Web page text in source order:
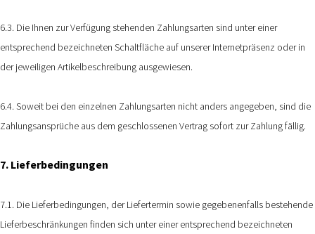
6.3. Die Ihnen zur Verfügung stehenden Zahlungsarten sind unter einer
entsprechend bezeichneten Schaltfläche auf unserer Internetpräsenz oder in
der jeweiligen Artikelbeschreibung ausgewiesen.
6.4. Soweit bei den einzelnen Zahlungsarten nicht anders angegeben, sind die
Zahlungsansprüche aus dem geschlossenen Vertrag sofort zur Zahlung fällig.
7. Lieferbedingungen
7.1. Die Lieferbedingungen, der Liefertermin sowie gegebenenfalls bestehende
Lieferbeschränkungen finden sich unter einer entsprechend bezeichneten